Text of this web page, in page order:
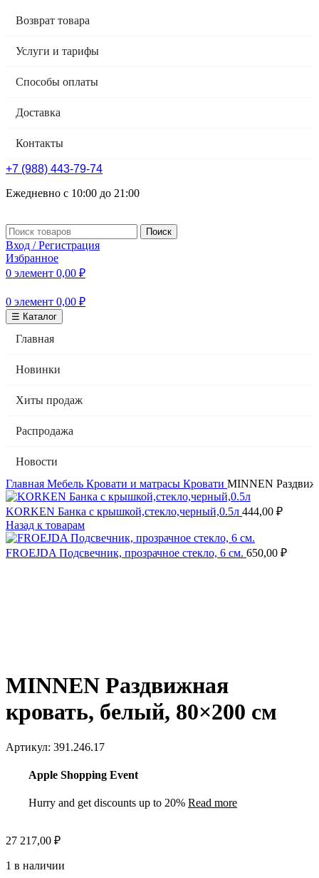
Возврат товара
Услуги и тарифы
Способы оплаты
Доставка
Контакты
+7 (988) 443-79-74
Ежедневно с 10:00 до 21:00
Поиск
Вход / Регистрация
Избранное
0 элемент 0,00 ₽
0 элемент 0,00 ₽
☰ Каталог
Главная
Новинки
Хиты продаж
Распродажа
Новости
Главная Мебель Кровати и матрасы Кровати MINNEN
KORKEN Банка с крышкой,стекло,черный,0.5л 444,00 ₽
Назад к товарам
FROEJDA Подсвечник, прозрачное стекло, 6 см. 650,00 ₽
MINNEN Раздвижная
кровать, белый, 80×200 см
Артикул: 391.246.17
Apple Shopping Event
Hurry and get discounts up to 20% Read more
27 217,00 ₽
1 в наличии